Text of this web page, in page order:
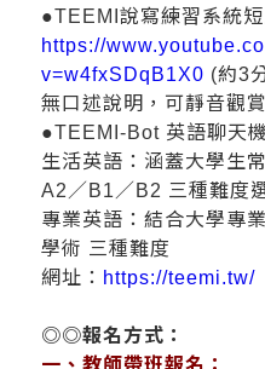
●TEEMI說寫練習系統短
https://
v=w4fxSDqB1X0 (約3
無口述說明，可靜音觀
●TEEMI-Bot 英語聊天
生活英語：涵蓋大學生
A2／B1／B2 三種難度
專業英語：結合大學專
學術 三種難度
網址： https://teemi.tw/
◎◎報名方式：
一、教師帶班報名：